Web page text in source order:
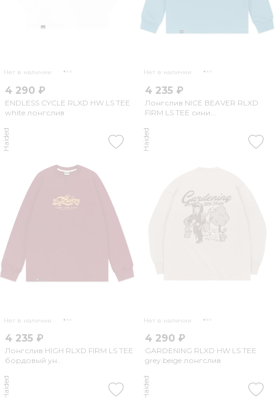
Нет в наличии
4 290 ₽
ENDLESS CYCLE RLXD HW LS TEE
white лонгслив
Нет в наличии
4 235 ₽
Лонгслив NICE BEAVER RLXD
FIRM LS TEE сини...
Нет в наличии
Haided
4 235 ₽
Лонгслив HIGH RLXD FIRM LS TEE
бордовый ун...
Нет в наличии
Haided
4 290 ₽
GARDENING RLXD HW LS TEE
grey.beige лонгслив
Haided Haided